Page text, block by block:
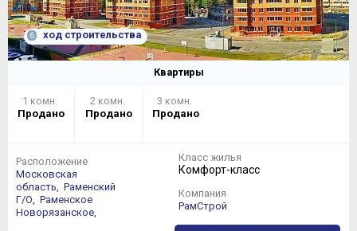
6 ход строительства
Квартиры
1 комн.
Продано
2 комн.
Продано
3 комн.
Продано
Расположение
Московская
область,
Раменский
Г/О,
Раменское
Новорязанское,
Класс жилья
Комфорт-класс
Компания
РамСтрой